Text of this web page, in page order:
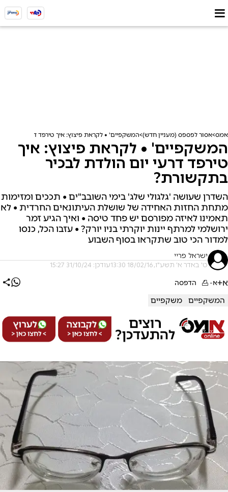
אמס אסור לפספס (מעניין חדש) המשקפיים' • לקראת פיצוץ: איך טירפד דרעי יום
המשקפיים' • לקראת פיצוץ: איך
טירפד דרעי יום הולדת לבכיר
בתקשורת?
השדרן שעושה 'גלגולי שלג' בימי השובב"ים • תככים ומזימות
מתחת החזות האחידה של שושלת העיתונאים החרדית • לא
תאמינו לאיזה מפורסם יש פחד טיסה • ואיך הגיע זמר
ירושלמי למרתף יינות יוקרתי בניו יורק? • עזבו הכל, כנסו
למדור הכי טוב שתקראו בסוף השבוע
ישראל פריי
ט' באדר א׳ תשע"ו, 18/02/16 13:30 עודכן: 31/10/24 15:27
א+א- הדפסה
המשקפיים משקפיים